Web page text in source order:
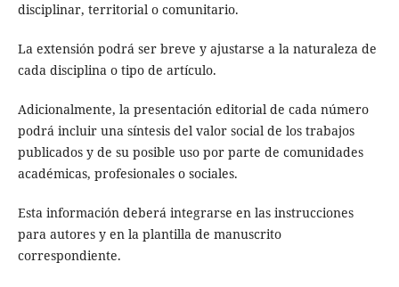
disciplinar, territorial o comunitario.
La extensión podrá ser breve y ajustarse a la naturaleza de
cada disciplina o tipo de artículo.
Adicionalmente, la presentación editorial de cada número
podrá incluir una síntesis del valor social de los trabajos
publicados y de su posible uso por parte de comunidades
académicas, profesionales o sociales.
Esta información deberá integrarse en las instrucciones
para autores y en la plantilla de manuscrito
correspondiente.